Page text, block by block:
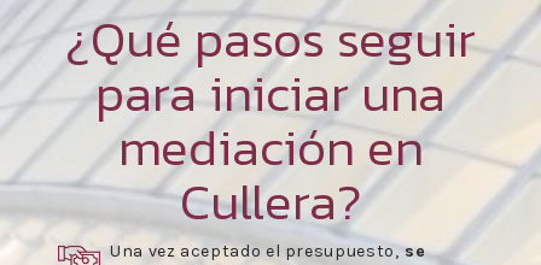
¿Qué pasos seguir
para iniciar una
mediación en
Cullera?
Una vez aceptado el presupuesto,se